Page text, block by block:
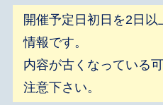
開催予定日初日を2日以
情報です。
内容が古くなっている
注意下さい。